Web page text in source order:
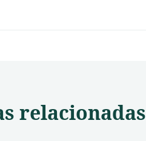
relacionadas